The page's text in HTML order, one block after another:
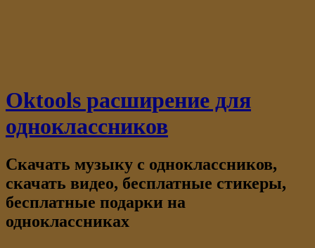
Oktools расширение для
одноклассников
Скачать музыку с одноклассников,
скачать видео, бесплатные стикеры,
бесплатные подарки на
одноклассниках